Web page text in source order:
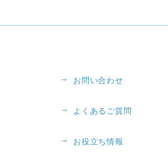
お問い合わせ
よくあるご質問
お役立ち情報